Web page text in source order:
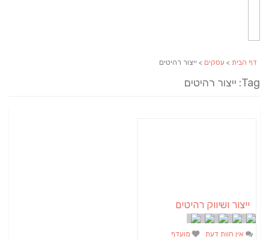
דף הבית > עסקים > ייצור רהיטים
Tag: ייצור רהיטים
ייצור ושיווק רהיטים
אין חוות דעת מועדף